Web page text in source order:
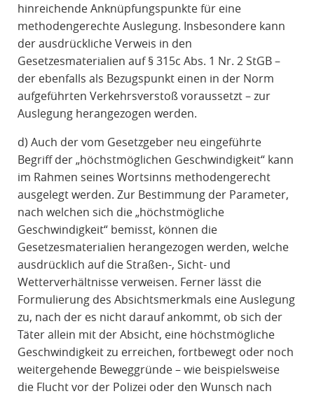
hinreichende Anknüpfungspunkte für eine
methodengerechte Auslegung. Insbesondere kann
der ausdrückliche Verweis in den
Gesetzesmaterialien auf § 315c Abs. 1 Nr. 2 StGB –
der ebenfalls als Bezugspunkt einen in der Norm
aufgeführten Verkehrsverstoß voraussetzt – zur
Auslegung herangezogen werden.
d) Auch der vom Gesetzgeber neu eingeführte
Begriff der „höchstmöglichen Geschwindigkeit“ kann
im Rahmen seines Wortsinns methodengerecht
ausgelegt werden. Zur Bestimmung der Parameter,
nach welchen sich die „höchstmögliche
Geschwindigkeit“ bemisst, können die
Gesetzesmaterialien herangezogen werden, welche
ausdrücklich auf die Straßen-, Sicht- und
Wetterverhältnisse verweisen. Ferner lässt die
Formulierung des Absichtsmerkmals eine Auslegung
zu, nach der es nicht darauf ankommt, ob sich der
Täter allein mit der Absicht, eine höchstmögliche
Geschwindigkeit zu erreichen, fortbewegt oder noch
weitergehende Beweggründe – wie beispielsweise
die Flucht vor der Polizei oder den Wunsch nach